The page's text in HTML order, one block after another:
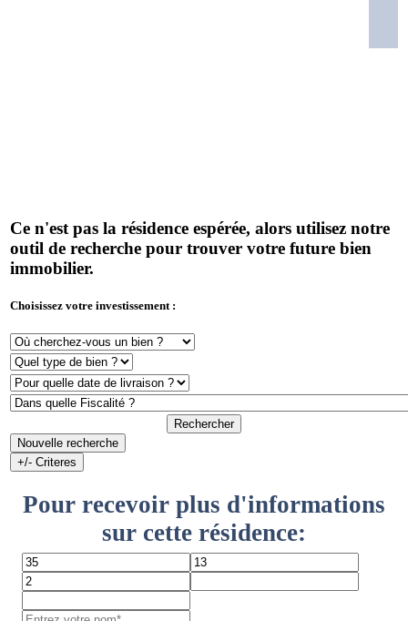
Ce n'est pas la résidence espérée, alors utilisez notre
outil de recherche pour trouver votre future bien
immobilier.
Choisissez votre investissement :
Rechercher
Nouvelle recherche
+/- Criteres
Pour recevoir plus d'informations
sur cette résidence: